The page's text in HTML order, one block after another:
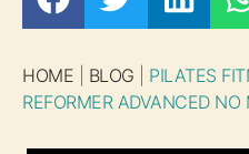
HOME BLOG
PILATES
REFORMER ADVANCED NO